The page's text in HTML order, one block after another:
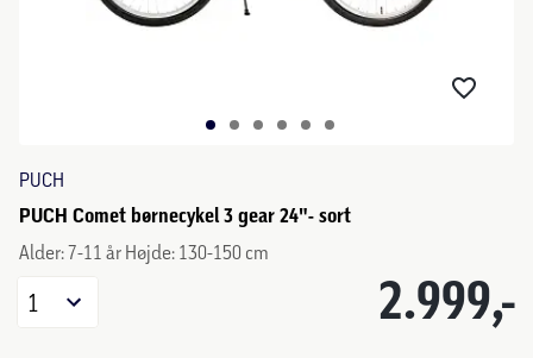
PUCH
PUCH Comet børnecykel 3 gear 24"- sort
Alder: 7-11 år Højde: 130-150 cm
2.999,-
1